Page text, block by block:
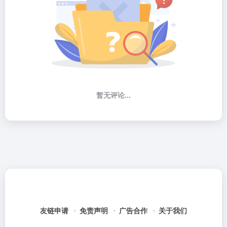
暂无评论...
友链申请 免责声明 广告合作 关于我们